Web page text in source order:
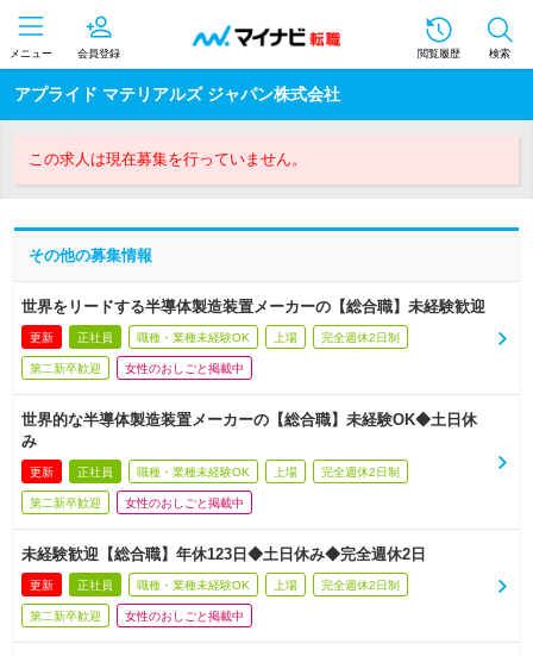
メニュー 会員登録 閲覧履歴 検索
アプライド マテリアルズ ジャパン株式会社
この求人は現在募集を行っていません。
その他の募集情報
世界をリードする半導体製造装置メーカーの【総合職】未経験歓迎
更新 正社員 職種・業種未経験OK 上場 完全週休2日制
第二新卒歓迎 女性のおしごと掲載中
世界的な半導体製造装置メーカーの【総合職】未経験OK◆土日休
み
更新 正社員 職種・業種未経験OK 上場 完全週休2日制
第二新卒歓迎 女性のおしごと掲載中
未経験歓迎【総合職】年休123日◆土日休み◆完全週休2日
更新 正社員 職種・業種未経験OK 上場 完全週休2日制
第二新卒歓迎 女性のおしごと掲載中